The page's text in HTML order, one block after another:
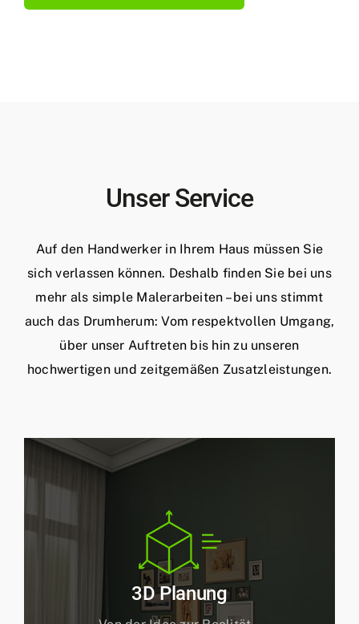
Unser Service
Auf den Handwerker in Ihrem Haus müssen Sie
sich verlassen können. Deshalb finden Sie bei uns
mehr als simple Malerarbeiten – bei uns stimmt
auch das Drumherum: Vom respektvollen Umgang,
über unser Auftreten bis hin zu unseren
hochwertigen und zeitgemäßen Zusatzleistungen.
3D Planung